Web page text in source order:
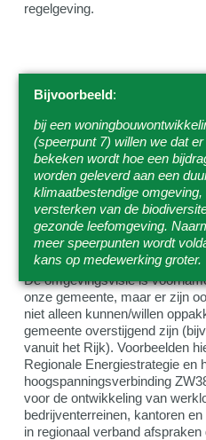
Bijvoorbeeld:
bij een
(speerpunt 7) willen we dat
bekeken wordt hoe een
worden geleverd aan een
klimaatbestendige omgeving,
versterken van de
gezonde leefomgeving.
meer speerpunten wordt
kans op medewerking groter.
regelgeving.
De omgevingsvisie is
onze gemeente, maar er zijn
niet alleen kunnen/willen
gemeente overstijgend zijn
vanuit het Rijk). Voorbeelden
Regionale Energiestrategie en
hoogspanningsverbinding
voor de ontwikkeling van
bedrijventerreinen, kantoren
in regionaal verband